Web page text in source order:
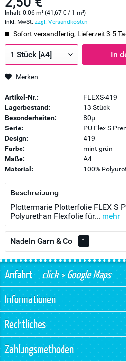
Inhalt: 0.06 m² (41,67 € / 1 m²)
inkl. MwSt. zzgl. Versandkosten
Sofort versandfertig, Lieferzeit 3-5
In
Merken
Artikel-Nr.:
FLEXS-419
Lagerbestand:
13 Stück
Besonderheiten:
80µ
Serie:
PU Flex S
Design:
419
Farbe:
mint grün
Maße:
A4
Material:
100%
Beschreibung
Plottermarie Plotterfolie FLEX S
Polyurethan Flexfolie für... mehr
Nadeln Garn & Co 1
Anfahrtclick > Google Maps
Informationen
Rechtliches
Zahlungsmethoden